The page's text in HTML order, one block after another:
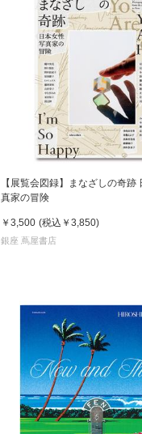
【展覧会図録】まなざしの奇跡
真家の冒険
￥3,500 (税込 ￥3,850)
銀座 蔦屋書店